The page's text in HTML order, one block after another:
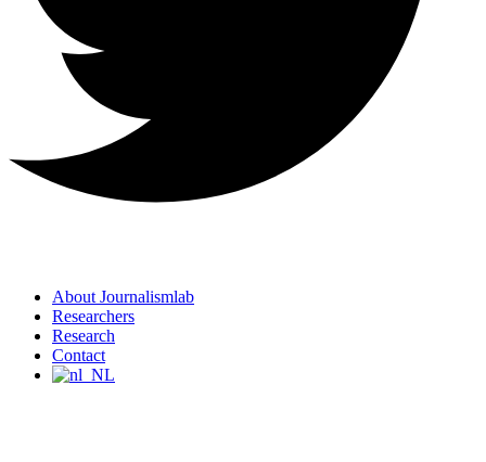
About Journalismlab
Researchers
Research
Contact